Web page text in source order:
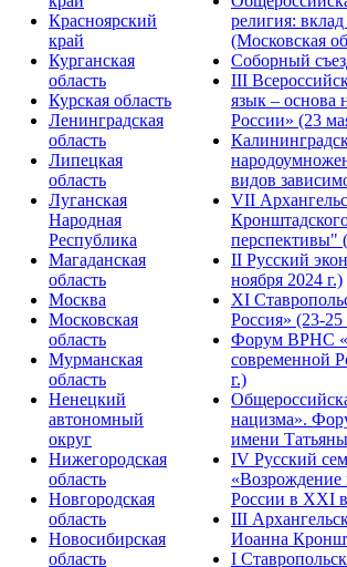
Красноярский
край
Курганская
область
Курская область
Ленинградская
область
Липецкая
область
Луганская
Народная
Республика
Магаданская
область
Москва
Московская
область
Мурманская
область
Ненецкий
автономный
округ
Нижегородская
область
Новгородская
область
Новосибирская
область
религия:
(Московская
Соборный
III
язык – основа
России» (23
видов
VII
перспективы"
II Русский
ноября 2024 г.)
ХI
Россия» (23-25
Форум ВРНС
современной
г.)
нацизма».
имени
IV Русский
«Возрождение
России в XXI
III
Иоанна
I